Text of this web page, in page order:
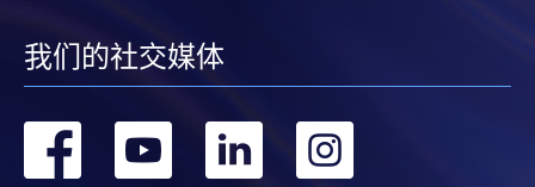
我们的社交媒体
转 转 转 转